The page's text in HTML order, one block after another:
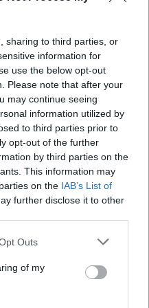
sharing to third parties, or
information for
use the below opt-out
Please note that after your
may continue seeing
information utilized by
to third parties prior to
opt-out of the further
by third parties on the
This information may
on the IAB’s List of
further disclose it to other
Outs
of my
z uwagi na męża.
wróciło do normy (
temu tak wiec
się uregulować co
).
dla rodziny i
swędzą mnie
jakaś masc
spirala